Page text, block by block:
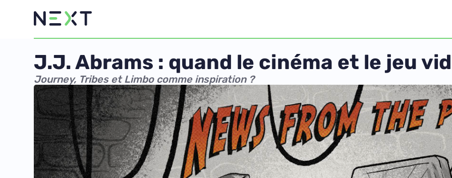
J.J. Abrams : quand le cinéma et le jeu
Journey, Tribes et Limbo comme inspiration ?